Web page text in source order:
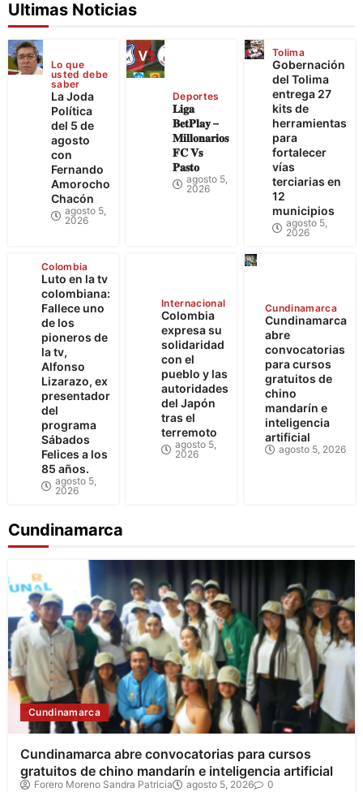
Ultimas Noticias
Lo que
usted debe
saber
La Joda
Política
del 5 de
agosto
con
Fernando
Amorocho
Chacón
agosto 5,
2026
Deportes
𝐋𝐢𝐠𝐚
𝐁𝐞𝐭𝐏𝐥𝐚𝐲 –
𝐌𝐢𝐥𝐥𝐨𝐧𝐚𝐫𝐢𝐨𝐬
𝐅𝐂 𝐕𝐬
𝐏𝐚𝐬𝐭𝐨
agosto 5,
2026
Tolima
Gobernación
del Tolima
entrega 27
kits de
herramientas
para
fortalecer
vías
terciarias en
12
municipios
agosto 5,
2026
Colombia
Luto en la tv
colombiana:
Fallece uno
de los
pioneros de
la tv,
Alfonso
Lizarazo, ex
presentador
del
programa
Sábados
Felices a los
85 años.
agosto 5,
2026
Internacional
Colombia
expresa su
solidaridad
con el
pueblo y las
autoridades
del Japón
tras el
terremoto
agosto 5,
2026
Cundinamarca
Cundinamarca
abre
convocatorias
para cursos
gratuitos de
chino
mandarín e
inteligencia
artificial
agosto 5, 2026
Cundinamarca
Cundinamarca
Cundinamarca abre convocatorias para cursos
gratuitos de chino mandarín e inteligencia artificial
Forero Moreno Sandra Patricia agosto 5, 2026 0